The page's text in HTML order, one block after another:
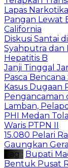
Lapas
Pangan Lewat
California
Diskusi Santai
Syahputra dan
Hepatitis B
Janji Tinggal
Pasca
Kasus Dugaan
Pengancaman
Lamban,
PHI Medan
Waris PTPN II
15.080 Pelari
Gaungkan
Tag : Bupati
Bentuk Pusat